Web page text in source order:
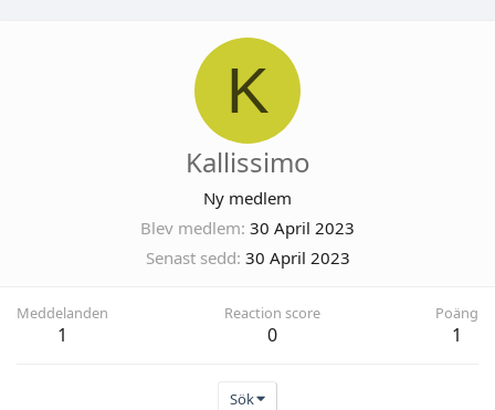
K
Kallissimo
Ny medlem
Blev medlem 30 April 2023
Senast sedd 30 April 2023
Meddelanden
1
Reaction score
0
Poäng
1
Sök